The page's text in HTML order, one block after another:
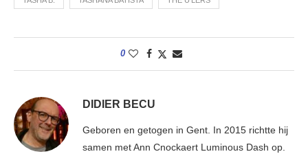
0
DIDIER BECU
Geboren en getogen in Gent. In 2015 richtte hij
samen met Ann Cnockaert Luminous Dash op.